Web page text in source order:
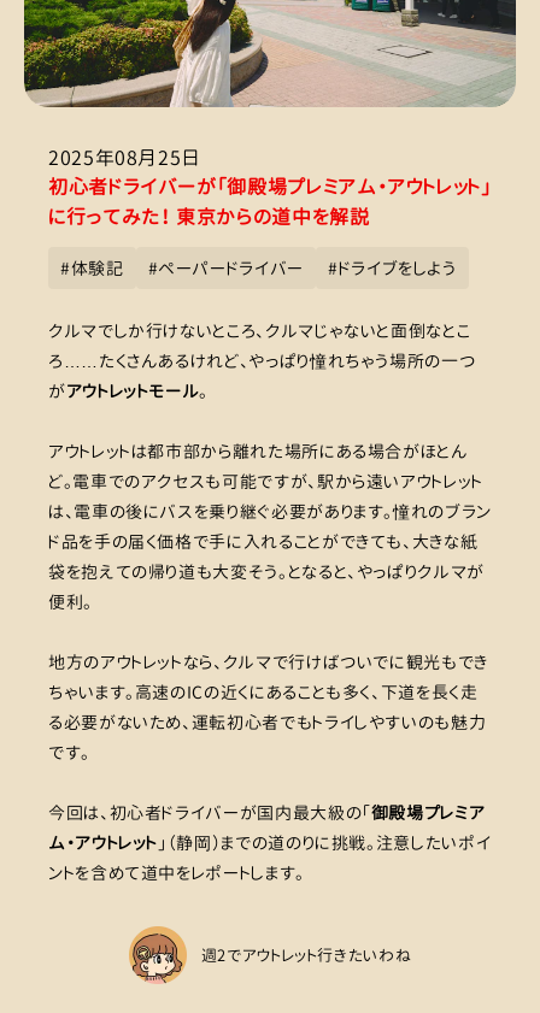
2025年08月25日
初心者ドライバーが「御殿場プレミアム・アウトレット」
に行ってみた！ 東京からの道中を解説
#体験記 #ペーパードライバー #ドライブをしよう
クルマでしか行けないところ、クルマじゃないと面倒なとこ
ろ……たくさんあるけれど、やっぱり憧れちゃう場所の一つ
がアウトレットモール。
アウトレットは都市部から離れた場所にある場合がほとん
ど。電車でのアクセスも可能ですが、駅から遠いアウトレット
は、電車の後にバスを乗り継ぐ必要があります。憧れのブラン
ド品を手の届く価格で手に入れることができても、大きな紙
袋を抱えての帰り道も大変そう。となると、やっぱりクルマが
便利。
地方のアウトレットなら、クルマで行けばついでに観光もでき
ちゃいます。高速のICの近くにあることも多く、下道を長く走
る必要がないため、運転初心者でもトライしやすいのも魅力
です。
今回は、初心者ドライバーが国内最大級の「御殿場プレミア
ム・アウトレット 」（静岡）までの道のりに挑戦。注意したいポイ
ントを含めて道中をレポートします。
週2でアウトレット行きたいわね